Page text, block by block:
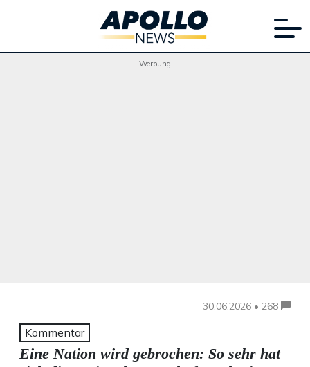
Werbung
30.06.2026 • 268
Kommentar
Eine Nation wird gebrochen: So sehr hat